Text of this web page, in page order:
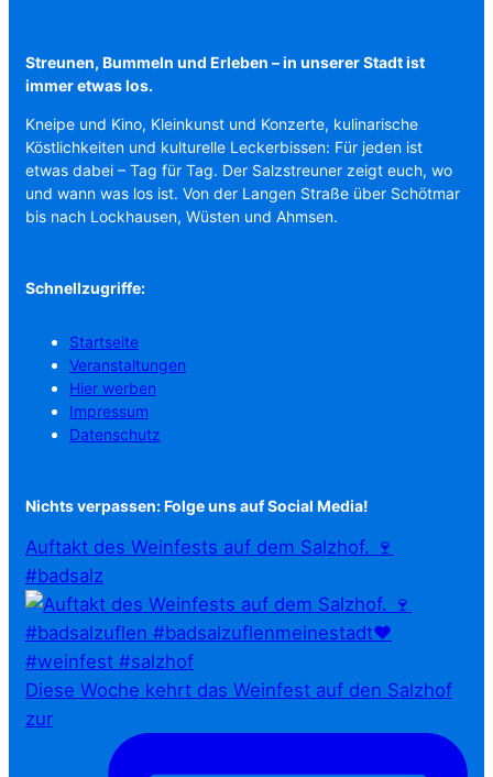
Streunen, Bummeln und Erleben – in unserer Stadt ist
immer etwas los.
Kneipe und Kino, Kleinkunst und Konzerte, kulinarische
Köstlichkeiten und kulturelle Leckerbissen: Für jeden ist
etwas dabei – Tag für Tag. Der Salzstreuner zeigt euch, wo
und wann was los ist. Von der Langen Straße über Schötmar
bis nach Lockhausen, Wüsten und Ahmsen.
Schnellzugriffe:
Startseite
Veranstaltungen
Hier werben
Impressum
Datenschutz
Nichts verpassen: Folge uns auf Social Media!
Auftakt des Weinfests auf dem Salzhof. 🍷
#badsalz
Diese Woche kehrt das Weinfest auf den Salzhof
zur